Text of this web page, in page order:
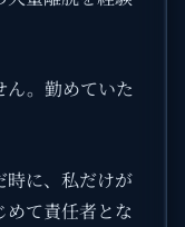
。勤めていた
時に、私だけが
めて責任者とな